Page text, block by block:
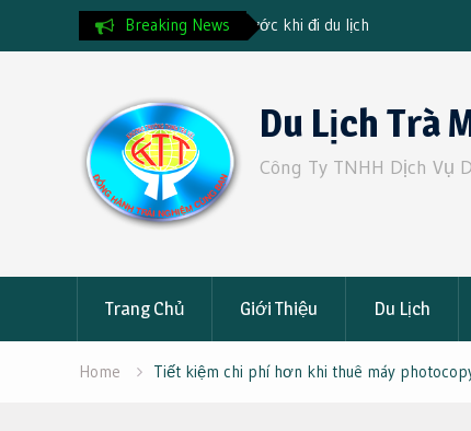
Breaking News
khi đi du lịch
Vietnam Visa for
2025 Guide & Fast Track
Du Lịch Trà
Công Ty TNHH Dịch Vụ
Trang Chủ Giới Thiệu Du Lịch
Home Tiết kiệm chi phí hơn khi thuê máy